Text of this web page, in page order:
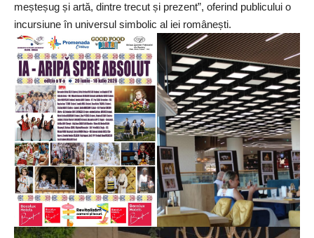
meșteșug și artă, dintre trecut și prezent”, oferind publicului o
incursiune în universul simbolic al iei românești.